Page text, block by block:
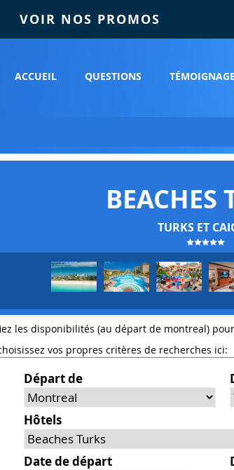
VOIR NOS PROMOS
ACCUEIL QUESTIONS
BEACHES
TURKS ET
les disponibilités (au départ de montreal)
vos propres critères de recherches ici:
Départ de
Hôtels
Date de départ